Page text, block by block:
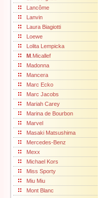
Lancôme
Lanvin
Laura Biagiotti
Loewe
Lolita Lempicka
M .Micallef
Madonna
Mancera
Marc Ecko
Marc Jacobs
Mariah Carey
Marina de Bourbon
Marvel
Masaki Matsushima
Mercedes-Benz
Mexx
Michael Kors
Miss Sporty
Miu Miu
Mont Blanc